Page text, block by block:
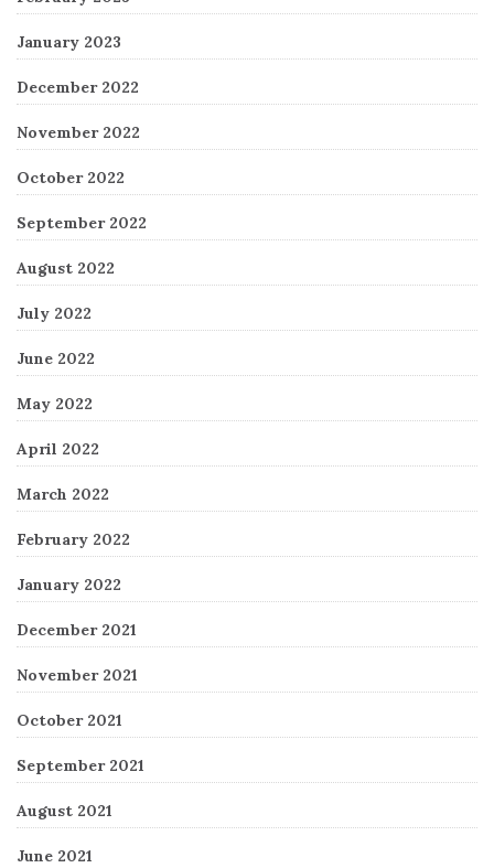
January 2023
December 2022
November 2022
October 2022
September 2022
August 2022
July 2022
June 2022
May 2022
April 2022
March 2022
February 2022
January 2022
December 2021
November 2021
October 2021
September 2021
August 2021
June 2021